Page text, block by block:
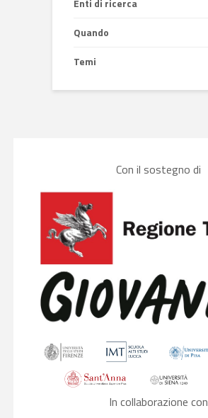
Enti di ricerca
Quando
Temi
Con il sostegno di
In collaborazione con